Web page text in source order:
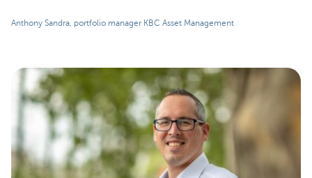
Anthony Sandra, portfolio manager KBC Asset Management